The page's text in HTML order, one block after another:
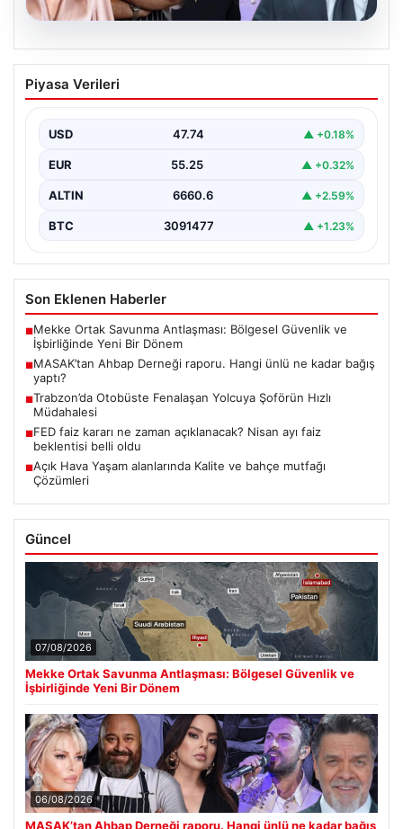
06.08.2026
MASAK’tan Ahbap Derneği raporu.
Hangi ünlü ne kadar bağış yaptı?
Bağışları ve Paranın Akibeti", "content": "Son dönemde
kamuoyunun…
Piyasa Verileri
USD 47.74 ▲ +0.18%
EUR 55.25 ▲ +0.32%
ALTIN 6660.6 ▲ +2.59%
BTC 3091477 ▲ +1.23%
Son Eklenen Haberler
■Mekke Ortak Savunma Antlaşması: Bölgesel Güvenlik ve
İşbirliğinde Yeni Bir Dönem
■MASAK’tan Ahbap Derneği raporu. Hangi ünlü ne kadar bağış
yaptı?
■Trabzon’da Otobüste Fenalaşan Yolcuya Şoförün Hızlı
Müdahalesi
■FED faiz kararı ne zaman açıklanacak? Nisan ayı faiz
beklentisi belli oldu
■Açık Hava Yaşam alanlarında Kalite ve bahçe mutfağı
Çözümleri
Güncel
07/08/2026
Mekke Ortak Savunma Antlaşması: Bölgesel Güvenlik ve
İşbirliğinde Yeni Bir Dönem
06/08/2026
MASAK’tan Ahbap Derneği raporu. Hangi ünlü ne kadar bağış